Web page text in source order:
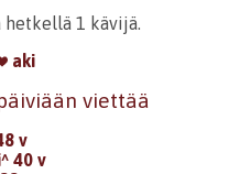
1 kävijä.
aki
viettää
v
40 v